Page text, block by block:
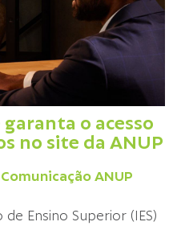
o acesso
no site da ANUP
Comunicação ANUP
Ensino Superior (IES)